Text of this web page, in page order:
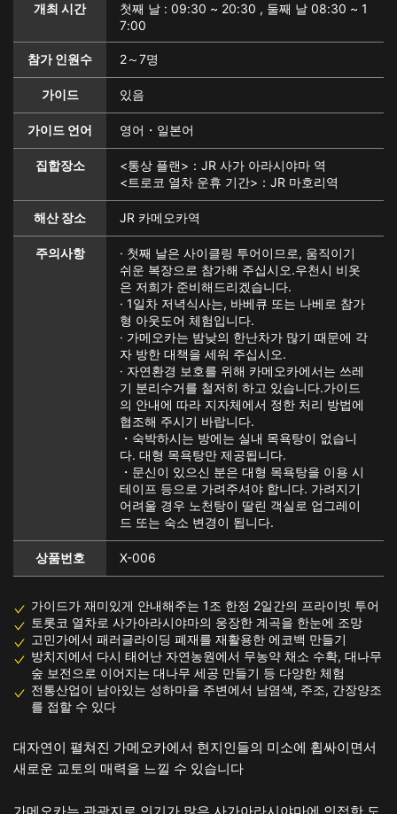
개최 시간
첫째 날 : 09:30 ~ 20:30 , 둘째 날 08:30 ~ 1
7:00
참가 인원수 2～7명
가이드 있음
가이드 언어 영어・일본어
집합장소
<통상 플랜>：JR 사가 아라시야마 역
<트로코 열차 운휴 기간>：JR 마호리역
해산 장소 JR 카메오카역
주의사항
· 첫째 날은 사이클링 투어이므로, 움직이기
쉬운 복장으로 참가해 주십시오.우천시 비옷
은 저희가 준비해드리겠습니다.
· 1일차 저녁식사는, 바베큐 또는 나베로 참가
형 아웃도어 체험입니다.
· 가메오카는 밤낮의 한난차가 많기 때문에 각
자 방한 대책을 세워 주십시오.
· 자연환경 보호를 위해 카메오카에서는 쓰레
기 분리수거를 철저히 하고 있습니다.가이드
의 안내에 따라 지자체에서 정한 처리 방법에
협조해 주시기 바랍니다.
・숙박하시는 방에는 실내 목욕탕이 없습니
다. 대형 목욕탕만 제공됩니다.
・문신이 있으신 분은 대형 목욕탕을 이용 시
테이프 등으로 가려주셔야 합니다. 가려지기
어려울 경우 노천탕이 딸린 객실로 업그레이
드 또는 숙소 변경이 됩니다.
상품번호 X-006
가이드가 재미있게 안내해주는 1조 한정 2일간의 프라이빗 투어
토롯코 열차로 사가아라시야마의 웅장한 계곡을 한눈에 조망
고민가에서 패러글라이딩 폐재를 재활용한 에코백 만들기
방치지에서 다시 태어난 자연농원에서 무농약 채소 수확, 대나무
숲 보전으로 이어지는 대나무 세공 만들기 등 다양한 체험
전통산업이 남아있는 성하마을 주변에서 남염색, 주조, 간장양조
를 접할 수 있다
대자연이 펼쳐진 가메오카에서 현지인들의 미소에 휩싸이면서
새로운 교토의 매력을 느낄 수 있습니다